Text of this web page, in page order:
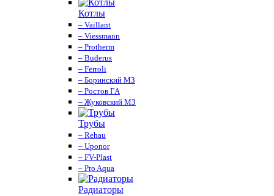
Котлы
– Vaillant
– Viessmann
– Protherm
– Buderus
– Ferroli
– Боринский МЗ
– Ростов ГА
– Жуковский МЗ
Трубы
– Rehau
– Uponor
– FV-Plast
– Pro Aqua
Радиаторы